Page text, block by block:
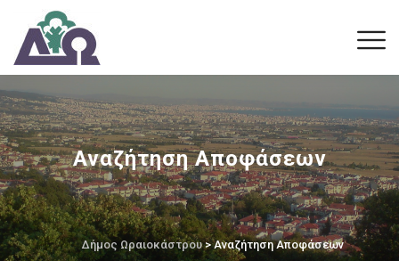
Αναζήτηση Αποφάσεων
Δήμος Ωραιοκάστρου> Αναζήτηση Αποφάσεων